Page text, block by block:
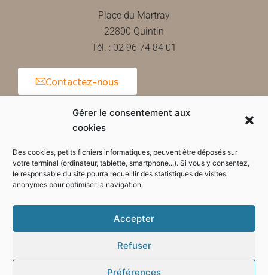
Gérer le consentement aux
cookies
Des cookies, petits fichiers informatiques, peuvent être déposés sur
votre terminal (ordinateur, tablette, smartphone...). Si vous y consentez,
le responsable du site pourra recueillir des statistiques de visites
anonymes pour optimiser la navigation.
Accepter
Refuser
Préférences
Place du Martray
22800 Quintin
Tél. : 02 96 74 84 01
Contactez-nous
Horaires d'ouverture de la mairie